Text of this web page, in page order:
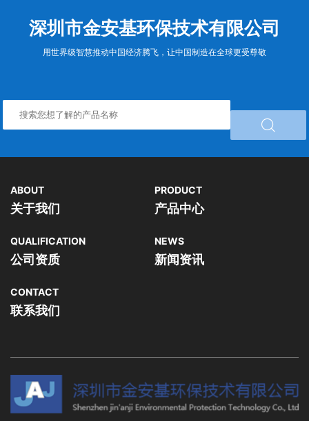
深圳市金安基环保技术有限公司
用世界级智慧推动中国经济腾飞，让中国制造在全球更受尊敬

ABOUT
关于我们
PRODUCT
产品中心
QUALIFICATION
公司资质
NEWS
新闻资讯
CONTACT
联系我们